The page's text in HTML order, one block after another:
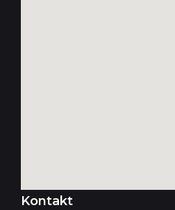
Kontakt